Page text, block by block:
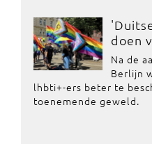
doen
Na de
Berlijn
lhbti+-ers beter te
toenemende geweld.